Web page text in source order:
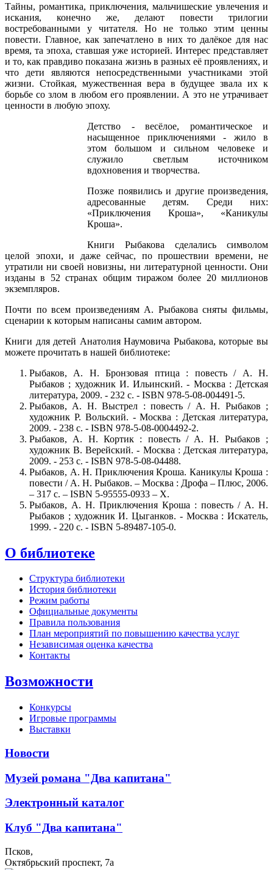
Тайны, романтика, приключения, мальчишеские увлечения и
искания, конечно же, делают повести трилогии
востребованными у читателя. Но не только этим ценны
повести. Главное, как запечатлено в них то далёкое для нас
время, та эпоха, ставшая уже историей. Интерес представляет
и то, как правдиво показана жизнь в разных её проявлениях, и
что дети являются непосредственными участниками этой
жизни. Стойкая, мужественная вера в будущее звала их к
борьбе со злом в любом его проявлении. А это не утрачивает
ценности в любую эпоху.
Детство - весёлое, романтическое и
насыщенное приключениями - жило в
этом большом и сильном человеке и
служило светлым источником
вдохновения и творчества.
Позже появились и другие произведения,
адресованные детям. Среди них:
«Приключения Кроша», «Каникулы
Кроша».
Книги Рыбакова сделались символом
целой эпохи, и даже сейчас, по прошествии времени, не
утратили ни своей новизны, ни литературной ценности. Они
изданы в 52 странах общим тиражом более 20 миллионов
экземпляров.
Почти по всем произведениям А. Рыбакова сняты фильмы,
сценарии к которым написаны самим автором.
Книги для детей Анатолия Наумовича Рыбакова, которые вы
можете прочитать в нашей библиотеке:
Рыбаков, А. Н. Бронзовая птица : повесть / А. Н.
Рыбаков ; художник И. Ильинский. - Москва : Детская
литература, 2009. - 232 с. - ISBN 978-5-08-004491-5.
Рыбаков, А. Н. Выстрел : повесть / А. Н. Рыбаков ;
художник Р. Вольский. - Москва : Детская литература,
2009. - 238 с. - ISBN 978-5-08-0004492-2.
Рыбаков, А. Н. Кортик : повесть / А. Н. Рыбаков ;
художник В. Верейский. - Москва : Детская литература,
2009. - 253 с. - ISBN 978-5-08-04488.
Рыбаков, А. Н. Приключения Кроша. Каникулы Кроша :
повести / А. Н. Рыбаков. – Москва : Дрофа – Плюс, 2006.
– 317 с. – ISBN 5-95555-0933 – Х.
Рыбаков, А. Н. Приключения Кроша : повесть / А. Н.
Рыбаков ; художник И. Цыганков. - Москва : Искатель,
1999. - 220 с. - ISBN 5-89487-105-0.
О библиотеке
Структура библиотеки
История библиотеки
Режим работы
Официальные документы
Правила пользования
План мероприятий по повышению качества услуг
Независимая оценка качества
Контакты
Возможности
Конкурсы
Игровые программы
Выставки
Новости
Музей романа "Два капитана"
Электронный каталог
Клуб "Два капитана"
Псков,
Октябрьский проспект, 7a